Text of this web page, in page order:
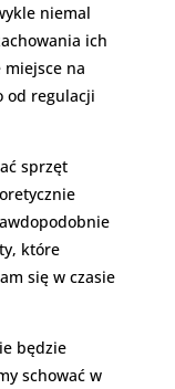
niemal
ich
na
od regulacji
sprzęt
które
się w czasie
będzie
schować w